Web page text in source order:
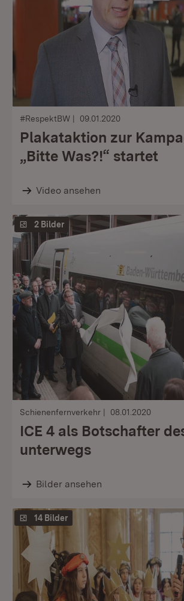
#RespektBW 09.01.2020
Plakataktion zur
„Bitte Was?!“ startet
Video ansehen
2 Bilder
Schienenfernverkehr 08.01.2020
ICE 4 als Botschafter
unterwegs
Bilder ansehen
14 Bilder